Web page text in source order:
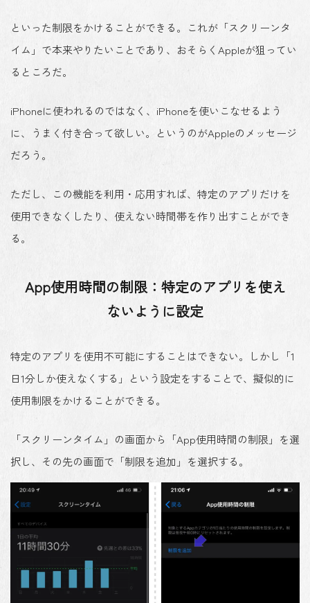
といった制限をかけることができる。これが「スクリーンタ
イム」で本来やりたいことであり、おそらくAppleが狙ってい
るところだ。
iPhoneに使われるのではなく、iPhoneを使いこなせるよう
に、うまく付き合って欲しい。というのがAppleのメッセージ
だろう。
ただし、この機能を利用・応用すれば、特定のアプリだけを
使用できなくしたり、使えない時間帯を作り出すことができ
る。
App使用時間の制限：特定のアプリを使え
ないように設定
特定のアプリを使用不可能にすることはできない。しかし「1
日1分しか使えなくする」という設定をすることで、擬似的に
使用制限をかけることができる。
「スクリーンタイム」の画面から「App使用時間の制限」を選
択し、その先の画面で「制限を追加」を選択する。